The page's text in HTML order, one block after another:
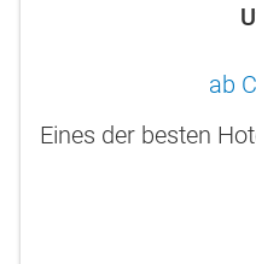
ab
Eines der besten